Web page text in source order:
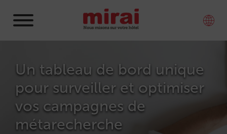
Un tableau de bord unique
pour surveiller et optimiser
vos campagnes de
métarecherche